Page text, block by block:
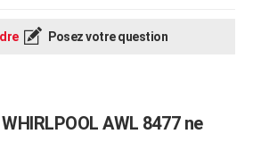
Posez votre question
AWL 8477 ne